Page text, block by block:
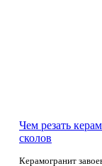
Чем резать
сколов
Керамогранит